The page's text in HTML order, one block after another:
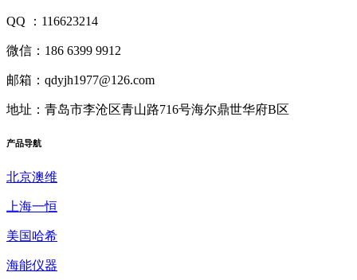
QQ ：116623214
微信：186 6399 9912
邮箱：qdyjh1977@126.com
地址：青岛市李沧区青山路716号海尔鼎世华府B区
产品导航
北京澳维
上海一恒
美国哈希
海能仪器